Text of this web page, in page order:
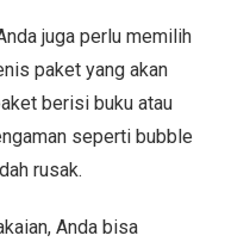
juga perlu memilih
paket yang akan
berisi buku atau
seperti bubble
rusak.
Anda bisa